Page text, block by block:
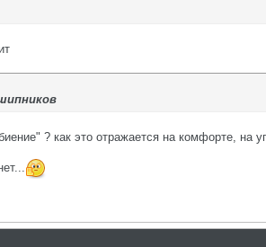
? как это отражается на комфорте, на